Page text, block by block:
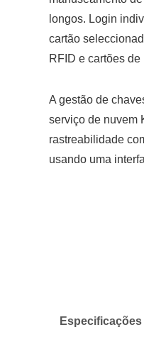
longos. Login
cartão
RFID e cartões
A gestão de
serviço de nuvem
rastreabilidade
usando uma